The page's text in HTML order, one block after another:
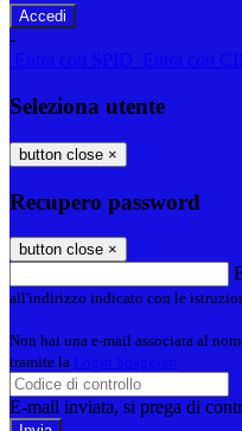
-
Seleziona utente
button close ×
Recupero password
button close ×
all'indirizzo indicato con le
Non hai una e-mail associata al
tramite la
E-mail inviata, si prega di